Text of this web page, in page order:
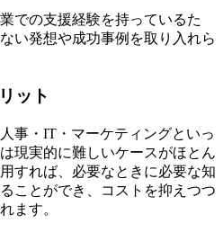
での支援経験を持っているた
い発想や成功事例を取り入れら
ット
事・IT・マーケティングといっ
現実的に難しいケースがほとん
すれば、必要なときに必要な知
ことができ、コストを抑えつつ
ます。